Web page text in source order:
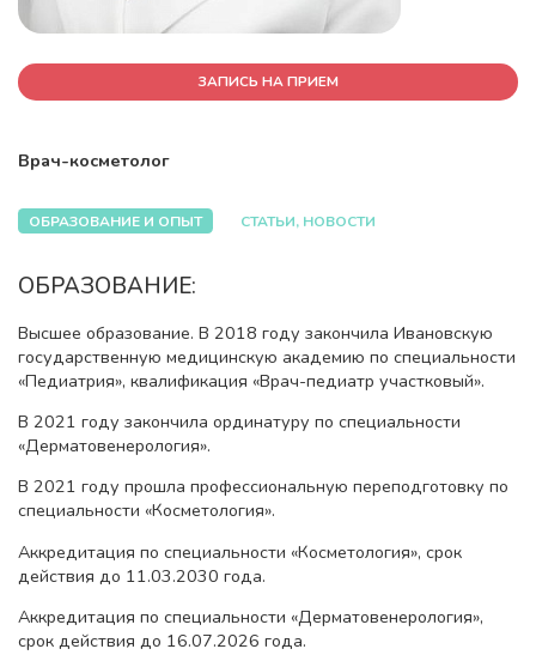
ЗАПИСЬ НА ПРИЕМ
Врач-косметолог
ОБРАЗОВАНИЕ И ОПЫТ СТАТЬИ, НОВОСТИ
ОБРАЗОВАНИЕ:
Высшее образование. В 2018 году закончила Ивановскую
государственную медицинскую академию по специальности
«Педиатрия», квалификация «Врач-педиатр участковый».
В 2021 году закончила ординатуру по специальности
«Дерматовенерология».
В 2021 году прошла профессиональную переподготовку по
специальности «Косметология».
Аккредитация по специальности «Косметология», срок
действия до 11.03.2030 года.
Аккредитация по специальности «Дерматовенерология»,
срок действия до 16.07.2026 года.